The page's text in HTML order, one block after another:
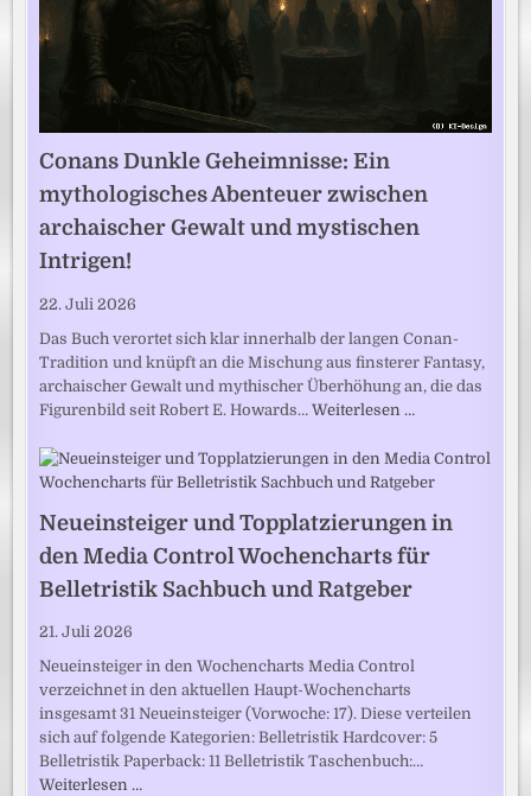
Conans Dunkle Geheimnisse: Ein
mythologisches Abenteuer zwischen
archaischer Gewalt und mystischen
Intrigen!
22. Juli 2026
Das Buch verortet sich klar innerhalb der langen Conan-
Tradition und knüpft an die Mischung aus finsterer Fantasy,
archaischer Gewalt und mythischer Überhöhung an, die das
Figurenbild seit Robert E. Howards…Weiterlesen …
Neueinsteiger und Topplatzierungen in
den Media Control Wochencharts für
Belletristik Sachbuch und Ratgeber
21. Juli 2026
Neueinsteiger in den Wochencharts Media Control
verzeichnet in den aktuellen Haupt-Wochencharts
insgesamt 31 Neueinsteiger (Vorwoche: 17). Diese verteilen
sich auf folgende Kategorien: Belletristik Hardcover: 5
Belletristik Paperback: 11 Belletristik Taschenbuch:…
Weiterlesen …